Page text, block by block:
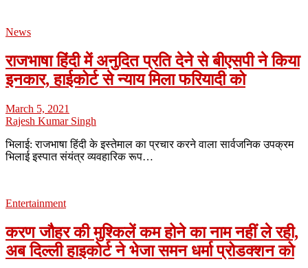
News
राजभाषा हिंदी में अनुदित प्रति देने से बीएसपी ने किया
इनकार, हाईकोर्ट से न्याय मिला फरियादी को
March 5, 2021
Rajesh Kumar Singh
भिलाई: राजभाषा हिंदी के इस्तेमाल का प्रचार करने वाला सार्वजनिक उपक्रम
भिलाई इस्पात संयंत्र व्यवहारिक रूप…
Entertainment
करण जौहर की मुश्किलें कम होने का नाम नहीं ले रही,
अब दिल्ली हाइकोर्ट ने भेजा समन धर्मा प्रोडक्शन को